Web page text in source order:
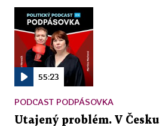
55:23
PODCAST PODPÁSOVKA
Utajený problém. V